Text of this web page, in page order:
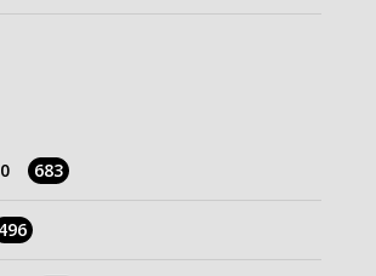
683
496